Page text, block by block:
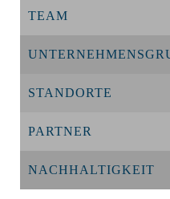
TEAM
STANDORTE
PARTNER
NACHHALTIGKEIT